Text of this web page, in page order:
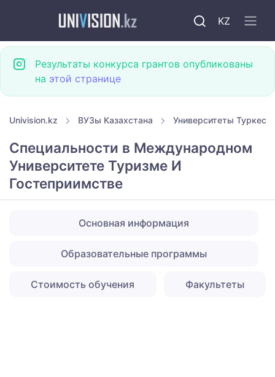
KZ
Результаты конкурса грантов опубликованы
на этой странице
Univision.kz ВУЗы Казахстана Университеты
Специальности в Международном
Университете Туризме И
Гостеприимстве
Основная информация
Образовательные программы
Стоимость обучения Факультеты